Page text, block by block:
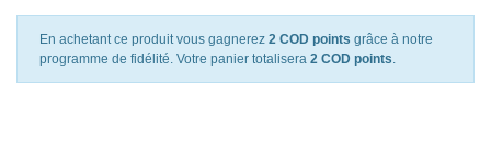
En achetant ce produit vous gagnerez 2 COD points grâce à notre
programme de fidélité. Votre panier totalisera 2 COD points.